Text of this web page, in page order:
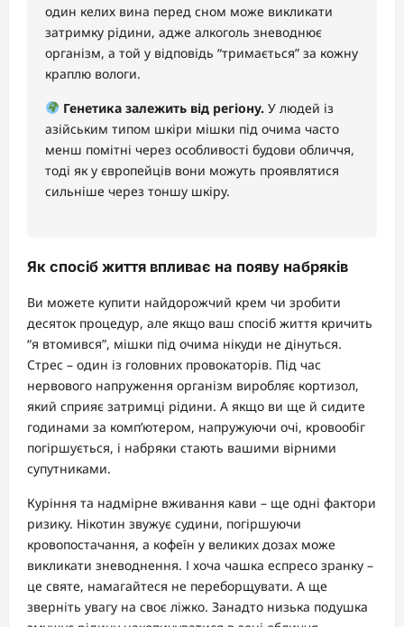
один келих вина перед сном може викликати
затримку рідини, адже алкоголь зневоднює
організм, а той у відповідь “тримається” за кожну
краплю вологи.
Генетика залежить від регіону. У людей із
азійським типом шкіри мішки під очима часто
менш помітні через особливості будови обличчя,
тоді як у європейців вони можуть проявлятися
сильніше через тоншу шкіру.
Як спосіб життя впливає на появу набряків
Ви можете купити найдорожчий крем чи зробити
десяток процедур, але якщо ваш спосіб життя кричить
“я втомився”, мішки під очима нікуди не дінуться.
Стрес – один із головних провокаторів. Під час
нервового напруження організм виробляє кортизол,
який сприяє затримці рідини. А якщо ви ще й сидите
годинами за комп’ютером, напружуючи очі, кровообіг
погіршується, і набряки стають вашими вірними
супутниками.
Куріння та надмірне вживання кави – ще одні фактори
ризику. Нікотин звужує судини, погіршуючи
кровопостачання, а кофеїн у великих дозах може
викликати зневоднення. І хоча чашка еспресо зранку –
це святе, намагайтеся не переборщувати. А ще
зверніть увагу на своє ліжко. Занадто низька подушка